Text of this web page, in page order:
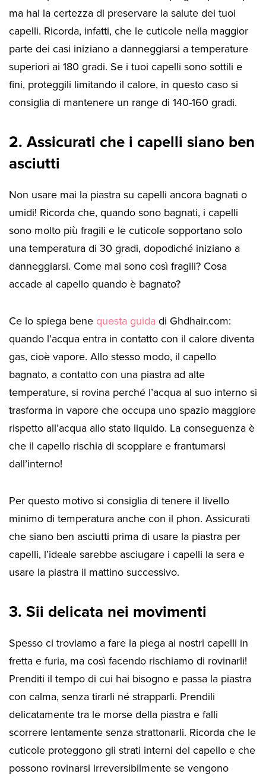
ma hai la certezza di preservare la salute dei tuoi
capelli. Ricorda, infatti, che le cuticole nella maggior
parte dei casi iniziano a danneggiarsi a temperature
superiori ai 180 gradi. Se i tuoi capelli sono sottili e
fini, proteggili limitando il calore, in questo caso si
consiglia di mantenere un range di 140-160 gradi.
2. Assicurati che i capelli siano ben
asciutti
Non usare mai la piastra su capelli ancora bagnati o
umidi! Ricorda che, quando sono bagnati, i capelli
sono molto più fragili e le cuticole sopportano solo
una temperatura di 30 gradi, dopodiché iniziano a
danneggiarsi. Come mai sono così fragili? Cosa
accade al capello quando è bagnato?
Ce lo spiega bene questa guida di Ghdhair.com:
quando l’acqua entra in contatto con il calore diventa
gas, cioè vapore. Allo stesso modo, il capello
bagnato, a contatto con una piastra ad alte
temperature, si rovina perché l’acqua al suo interno si
trasforma in vapore che occupa uno spazio maggiore
rispetto all’acqua allo stato liquido. La conseguenza è
che il capello rischia di scoppiare e frantumarsi
dall’interno!
Per questo motivo si consiglia di tenere il livello
minimo di temperatura anche con il phon. Assicurati
che siano ben asciutti prima di usare la piastra per
capelli, l’ideale sarebbe asciugare i capelli la sera e
usare la piastra il mattino successivo.
3. Sii delicata nei movimenti
Spesso ci troviamo a fare la piega ai nostri capelli in
fretta e furia, ma così facendo rischiamo di rovinarli!
Prenditi il tempo di cui hai bisogno e passa la piastra
con calma, senza tirarli né strapparli. Prendili
delicatamente tra le morse della piastra e falli
scorrere lentamente senza strattonarli. Ricorda che le
cuticole proteggono gli strati interni del capello e che
possono rovinarsi irreversibilmente se vengono